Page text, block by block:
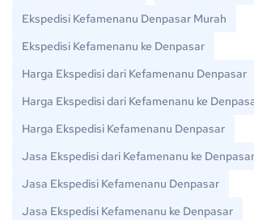
Ekspedisi Kefamenanu Denpasar Murah
Ekspedisi Kefamenanu ke Denpasar
Harga Ekspedisi dari Kefamenanu Denpasar
Harga Ekspedisi dari Kefamenanu ke
Harga Ekspedisi Kefamenanu Denpasar
Jasa Ekspedisi dari Kefamenanu ke Denpasar
Jasa Ekspedisi Kefamenanu Denpasar
Jasa Ekspedisi Kefamenanu ke Denpasar